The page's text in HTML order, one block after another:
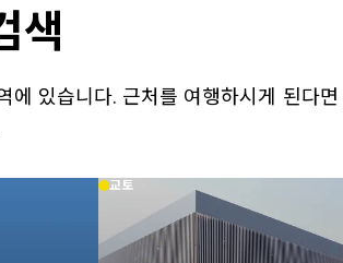
색
에 있습니다. 근처를 여행하시게 된다면
교토